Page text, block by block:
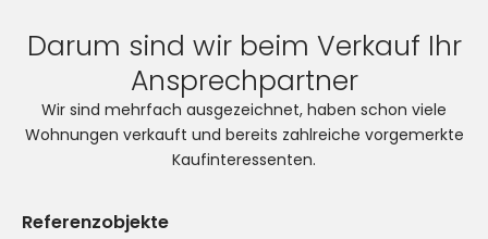
Darum sind wir beim Verkauf Ihr
Ansprechpartner
Wir sind mehrfach ausgezeichnet, haben schon viele
Wohnungen verkauft und bereits zahlreiche vorgemerkte
Kaufinteressenten.
Referenzobjekte